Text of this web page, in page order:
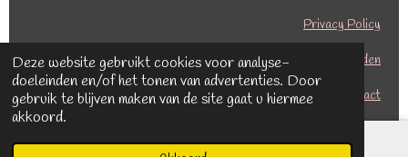
Deze website gebruikt cookies voor analyse-
doeleinden en/of het tonen van advertenties. Door
gebruik te blijven maken van de site gaat u hiermee
akkoord.
k
a
m
Privacy Policy
Betalingsmogelijkheden
Contact
© 2020 Joy Creations